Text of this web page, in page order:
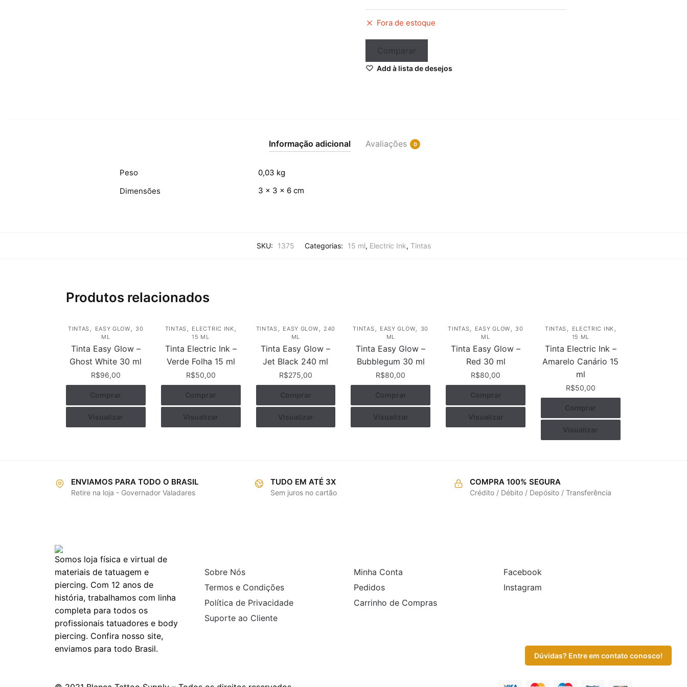
Fora de estoque
Comparar
Add à lista de desejos
Dúvidas? Entre em contato conosco!
Informação adicional Avaliações 0
Peso
0,03 kg
Dimensões
3 × 3 × 6 cm
SKU: 1375 Categorias: 15 ml, Electric Ink, Tintas
Produtos relacionados
TINTAS, EASY GLOW, 30
ML
Tinta Easy Glow –
Ghost White 30 ml
R$96,00
Comprar
Visualizar
TINTAS, ELECTRIC INK,
15 ML
Tinta Electric Ink –
Verde Folha 15 ml
R$50,00
Comprar
Visualizar
TINTAS, EASY GLOW, 240
ML
Tinta Easy Glow –
Jet Black 240 ml
R$275,00
Comprar
Visualizar
TINTAS, EASY GLOW,
30
ML
Tinta Easy Glow –
Bubblegum 30 ml
R$80,00
Comprar
Visualizar
TINTAS, EASY GLOW, 30
ML
Tinta Easy Glow –
Red 30 ml
R$80,00
Comprar
Visualizar
TINTAS, ELECTRIC INK,
15 ML
Tinta Electric Ink –
Amarelo Canário 15
ml
R$50,00
Comprar
Visualizar
ENVIAMOS PARA TODO O BRASIL
Retire na loja - Governador Valadares
TUDO EM ATÉ 3X
Sem juros no cartão
COMPRA 100% SEGURA
Crédito / Débito / Depósito / Transferência
Somos loja física e virtual de
materiais de tatuagem e
piercing. Com 12 anos de
história, trabalhamos com linha
completa para todos os
profissionais tatuadores e body
piercing. Confira nosso site,
enviamos para todo Brasil.
Sobre Nós
Termos e Condições
Política de Privacidade
Suporte ao Cliente
Minha Conta
Pedidos
Carrinho de Compras
Facebook
Instagram